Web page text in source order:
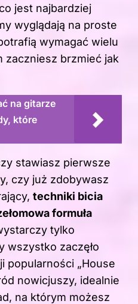
jest najbardziej
wyglądają na proste
wymagać wielu
zaczniesz brzmieć jak
na gitarze
które
stawiasz pierwsze
czy już zdobywasz
techniki bicia
formuła
tylko
wszystko zaczęło
popularności „House
nowicjuszy, idealnie
na którym możesz